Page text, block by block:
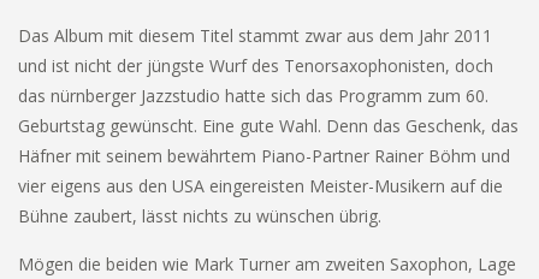
Das Album mit diesem Titel stammt zwar aus dem Jahr 2011
und ist nicht der jüngste Wurf des Tenorsaxophonisten, doch
das nürnberger Jazzstudio hatte sich das Programm zum 60.
Geburtstag gewünscht. Eine gute Wahl. Denn das Geschenk, das
Häfner mit seinem bewährtem Piano-Partner Rainer Böhm und
vier eigens aus den USA eingereisten Meister-Musikern auf die
Bühne zaubert, lässt nichts zu wünschen übrig.
Mögen die beiden wie Mark Turner am zweiten Saxophon, Lage